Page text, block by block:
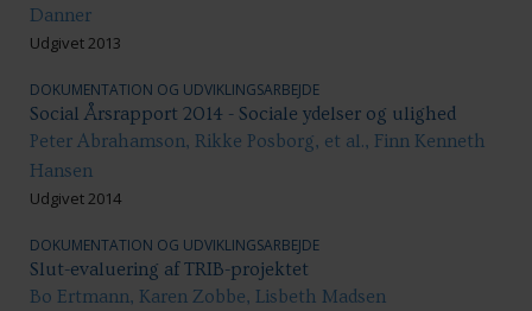
Danner
Udgivet 2013
DOKUMENTATION OG UDVIKLINGSARBEJDE
Social Årsrapport 2014 - Sociale ydelser og ulighed
Peter Abrahamson, Rikke Posborg, et al., Finn Kenneth
Hansen
Udgivet 2014
DOKUMENTATION OG UDVIKLINGSARBEJDE
Slut-evaluering af TRIB-projektet
Bo Ertmann, Karen Zobbe, Lisbeth Madsen